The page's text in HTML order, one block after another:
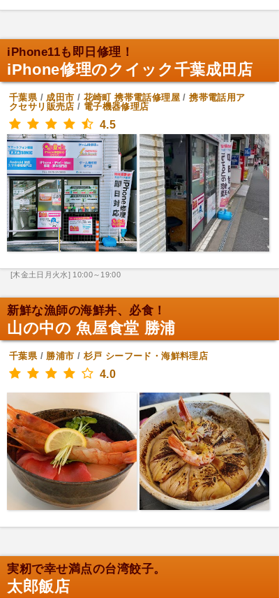
iPhone11も即日修理！
iPhone修理のクイック千葉成田店
千葉県/成田市 / 花崎町 携帯電話修理屋/携帯電話用ア
クセサリ販売店 / 電子機器修理店
4.5
[木金土日月火水] 10:00～19:00
新鮮な漁師の海鮮丼、必食！
山の中の 魚屋食堂 勝浦
千葉県/ 勝浦市 / 杉戸 シーフード・海鮮料理店
4.0
実籾で幸せ満点の台湾餃子。
太郎飯店